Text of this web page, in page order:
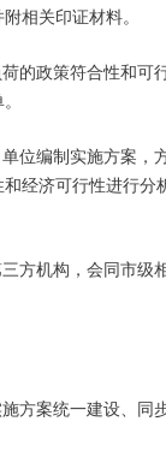
相关印证材料。
的政策符合性和
位编制实施方案
经济可行性进行
方机构，会同市
方案统一建设、